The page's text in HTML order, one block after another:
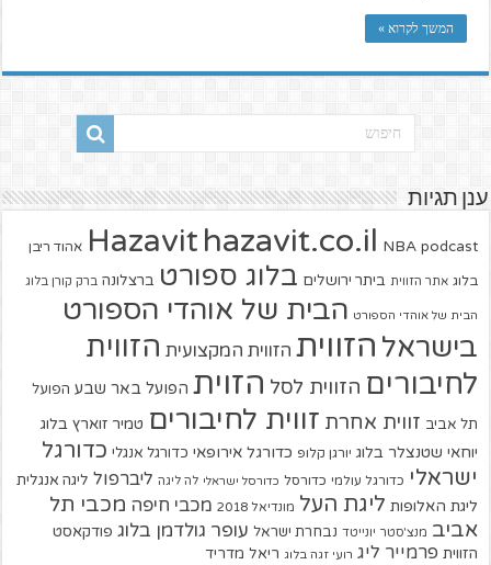
המשך לקרוא »
ענן תגיות
Hazavit hazavit.co.il NBA podcast אהוד ריבן
בלוג אתר הזווית ביתר ירושלים בלוג ספורט ברצלונה ברק קורן בלוג
הבית של אוהדי הספורט הבית של אוהדי הספורט
בישראל הזווית הזווית המקצועית הזווית
לחיבורים הזווית לסל הזוית הפועל באר שבע הפועל
תל אביב זווית אחרת זווית לחיבורים טמיר זוארץ בלוג
יוחאי שטנצלר בלוג יורגן קלופ כדורגל אירופאי כדורגל אנגלי כדורגל
ישראלי כדורגל עולמי כדורסל כדורסל ישראלי לה ליגה ליברפול ליגה אנגלית
ליגת האלופות ליגת העל מונדיאל 2018 מכבי חיפה מכבי תל
אביב מנצ'סטר יונייטד נבחרת ישראל עופר גולדמן בלוג פודקאסט
הזווית פרמייר ליג רועי זגה בלוג ריאל מדריד